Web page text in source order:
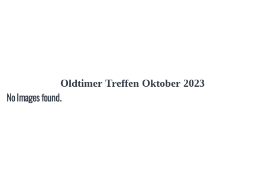
Oldtimer Treffen Oktober 2023
No Images found.